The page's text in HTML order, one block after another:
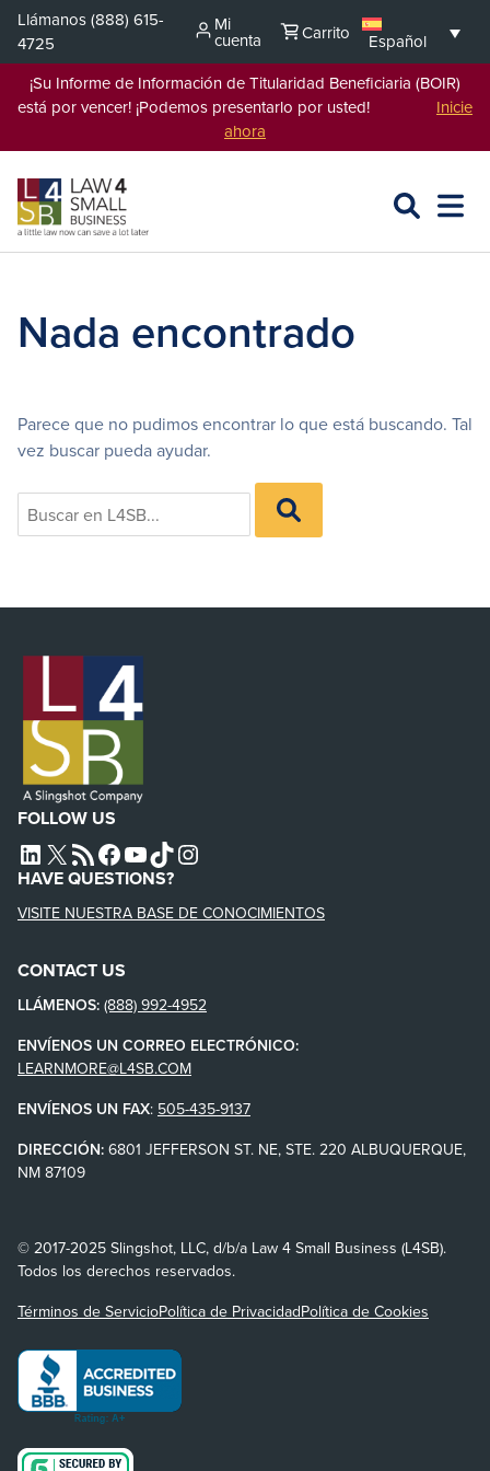
Saltar
contenido
Llámanos(888) 615-
4725
Mi
cuenta Carrito
Español
¡Su Informe de Información de Titularidad Beneficiaria (BOIR)
está por vencer! ¡Podemos presentarlo por usted! Inicie
ahora
BUSCAR
L4SB
ABRIR
Nada encontrado
Parece que no pudimos encontrar lo que está buscando. Tal
vez buscar pueda ayudar.
Search
for:
BUSCAR
EN
L4SB
FOLLOW US
L4SB LINKEDIN
X L4SB RSS FEEDL4SB FACEBOOK
L4SB YOUTUBE
TIKTOKINSTAGRAM
HAVE QUESTIONS?
VISITE NUESTRA BASE DE CONOCIMIENTOS
CONTACT US
LLÁMENOS: (888) 992-4952
ENVÍENOS UN CORREO ELECTRÓNICO:
LEARNMORE@L4SB.COM
ENVÍENOS UN FAX: 505-435-9137
DIRECCIÓN: 6801 JEFFERSON ST. NE, STE. 220 ALBUQUERQUE,
NM 87109
© 2017-2025 Slingshot, LLC, d/b/a Law 4 Small Business (L4SB).
Todos los derechos reservados.
Términos de ServicioPolítica de PrivacidadPolítica de Cookies